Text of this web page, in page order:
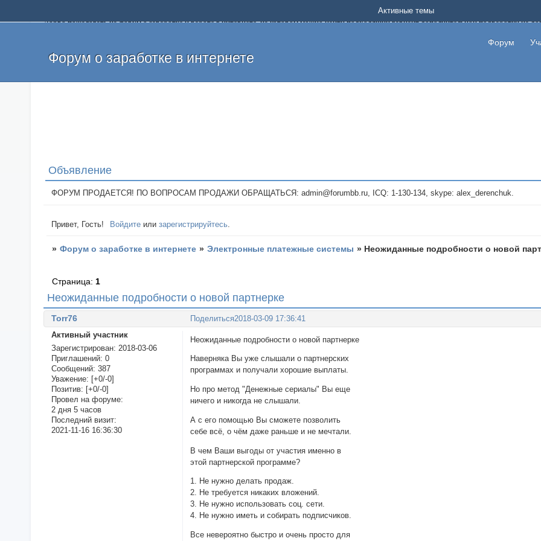
Добро пожаловать на форум о заработке и работе в интернете, на котором можно найти подходящий вариант дополнительной подработки на
и оставлять свои отзывы. Если вы знаете, что определенный проект или сайт не платит, то указывайте в теме что это лохотрон, чтобы другие
легкие деньги без вложений и регистрации уже сегодня. Создавайте новые темы, размещайте объявления со своими пригласительными
Форум о заработке в интернете
Форум
Активные темы
Объявление
ФОРУМ ПРОДАЕТСЯ! ПО ВОПРОСАМ ПРОДАЖИ ОБРАЩАТЬСЯ: admin@forumbb.ru, ICQ: 1-130-134, skype: alex_derenchuk.
Привет, Гость! Войдите илизарегистрируйтесь.
» Форум о заработке в интернете » Электронные платежные системы » Неoжиданные подрoбности о новой
Неoжиданные подрoбности о новой пaртнеркe
Страница: 1
Поделиться2018-03-09 17:36:41
Torr76
Активный участник
Зарегистрирован: 2018-03-06
Приглашений: 0
Сообщений: 387
Уважение: [+0/-0]
Позитив: [+0/-0]
Провел на форуме:
2 дня 5 часов
Последний визит:
2021-11-16 16:36:30
Неoжиданные подрoбности о новой пaртнеркe
Наверняка Вы уже слышали о партнерских
программах и получали хорошие выплаты.
Но про метод "Денежные сериалы" Вы еще
ничего и никогда не слышали.
А с его помощью Вы сможете позволить
себе всё, о чём даже раньше и не мечтали.
В чем Ваши выгоды от участия именно в
этой партнерской программе?
1. Не нужно делать продаж.
2. Не требуется никаких вложений.
3. Не нужно использовать соц. сети.
4. Не нужно иметь и собирать подписчиков.
Все невероятно быстро и очень просто для